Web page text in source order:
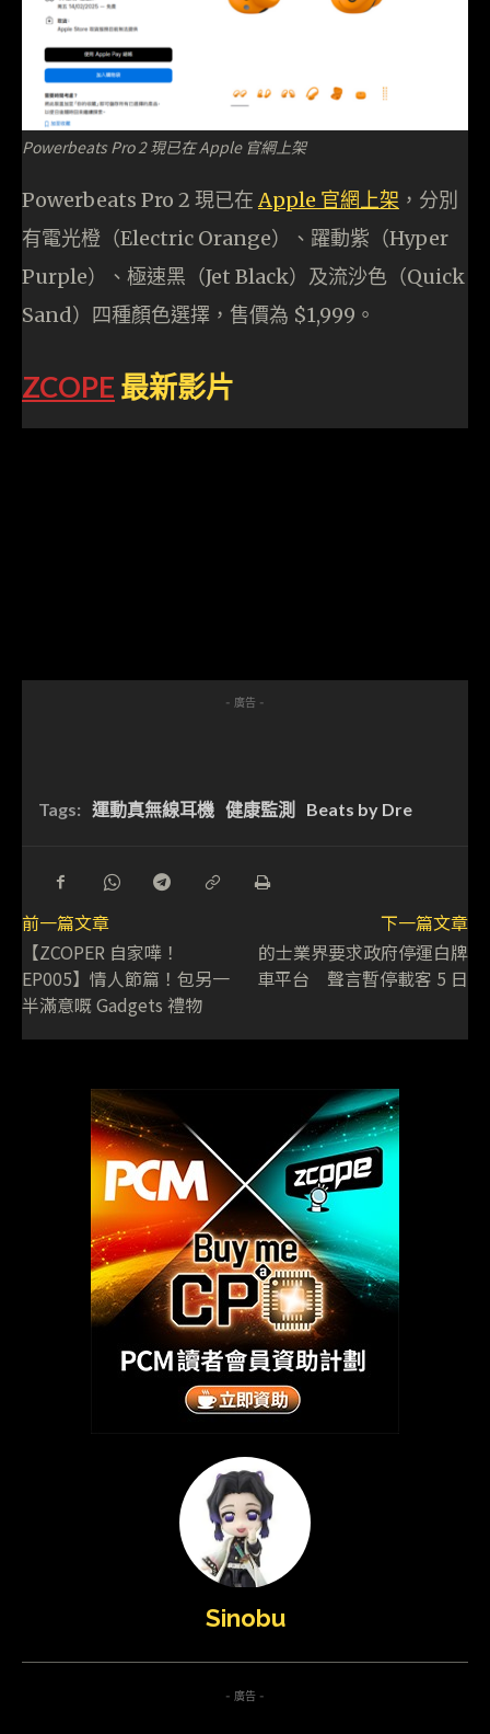
Powerbeats Pro 2 現已在 Apple 官網上架
Powerbeats Pro 2 現已在Apple 官網上架 ，分別
有電光橙（Electric Orange）、躍動紫（Hyper
Purple）、極速黑（Jet Black）及流沙色（Quick
Sand）四種顏色選擇，售價為 $1,999。
ZCOPE 最新影片
- 廣告 -
Tags: 運動真無線耳機 健康監測 Beats by Dre
前一篇文章
【ZCOPER 自家嘩！
EP005】情人節篇！包另一
半滿意嘅 Gadgets 禮物
下一篇文章
的士業界要求政府停運白牌
車平台 聲言暫停載客 5 日
Sinobu
- 廣告 -